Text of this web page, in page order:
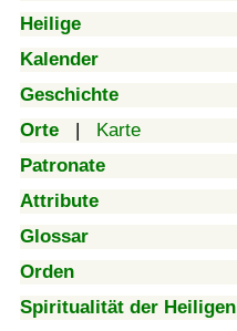
Heilige
Kalender
Geschichte
Orte | Karte
Patronate
Attribute
Glossar
Orden
Spiritualität der Heiligen